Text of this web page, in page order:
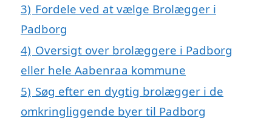
3) Fordele ved at vælge Brolægger i
Padborg
4) Oversigt over brolæggere i Padborg
eller hele Aabenraa kommune
5) Søg efter en dygtig brolægger i de
omkringliggende byer til Padborg